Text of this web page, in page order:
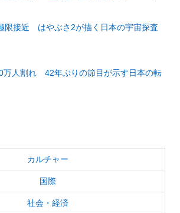
限接近 はやぶさ2が描く日本の宇宙探査
万人割れ 42年ぶりの節目が示す日本の転
カルチャー
国際
社会・経済